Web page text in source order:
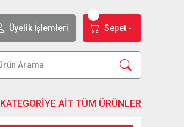
Üyelik İşlemleri Sepet -